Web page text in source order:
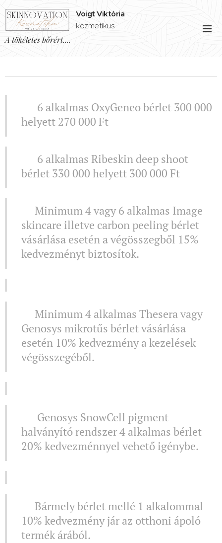
Voigt Viktória
kozmetikus
A tökéletes bőrért....
⚜️ 6 alkalmas OxyGeneo bérlet 300 000
helyett 270 000 Ft
⚜️ 6 alkalmas Ribeskin deep shoot
bérlet 330 000 helyett 300 000 Ft
⚜️Minimum 4 vagy 6 alkalmas Image
skincare illetve carbon peeling bérlet
vásárlása esetén a végösszegből 15%
kedvezményt biztosítok.
⚜️Minimum 4 alkalmas Thesera vagy
Genosys mikrotűs bérlet vásárlása
esetén 10% kedvezmény a kezelések
végösszegéből.
⚜️ Genosys SnowCell pigment
halványító rendszer 4 alkalmas bérlet
20% kedvezménnyel vehető igénybe.
⚜️Bármely bérlet mellé 1 alkalommal
10% kedvezmény jár az otthoni ápoló
termék árából.